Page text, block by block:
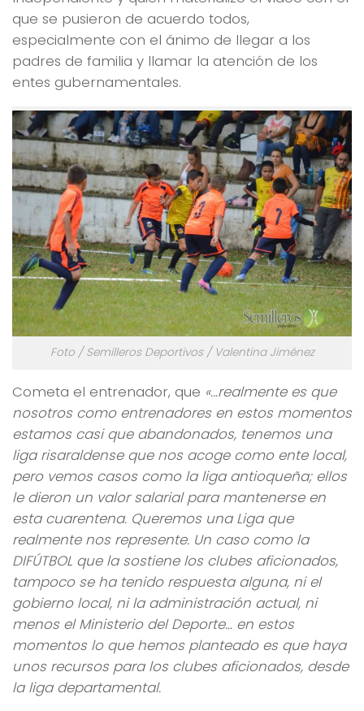
que se pusieron de acuerdo todos,
especialmente con el ánimo de llegar a los
padres de familia y llamar la atención de los
entes gubernamentales.
Foto / Semilleros Deportivos / Valentina Jiménez
Cometa el entrenador, que «…realmente es que
nosotros como entrenadores en estos momentos
estamos casi que abandonados, tenemos una
liga risaraldense que nos acoge como ente local,
pero vemos casos como la liga antioqueña; ellos
le dieron un valor salarial para mantenerse en
esta cuarentena. Queremos una Liga que
realmente nos represente. Un caso como la
DIFÚTBOL que la sostiene los clubes aficionados,
tampoco se ha tenido respuesta alguna, ni el
gobierno local, ni la administración actual, ni
menos el Ministerio del Deporte… en estos
momentos lo que hemos planteado es que haya
unos recursos para los clubes aficionados, desde
la liga departamental.